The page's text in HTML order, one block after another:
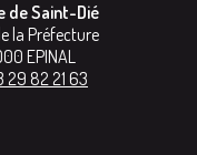
de Saint-Dié
la Préfecture
EPINAL
29 82 21 63